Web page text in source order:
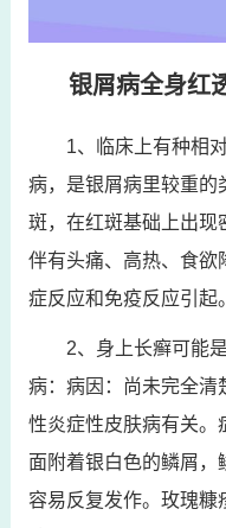
银屑病全身红
1、临床上有种相
病，是银屑病里较重的
斑，在红斑基础上出现
伴有头痛、高热、食欲
症反应和免疫反应引起。
2、身上长癣可能
病：病因：尚未完全清
性炎症性皮肤病有关。
面附着银白色的鳞屑，
容易反复发作。玫瑰糠